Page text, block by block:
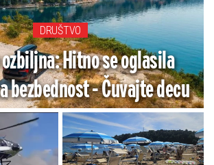
DRUŠTVO
Hitno se oglasila
bezbednost - Čuvajte decu